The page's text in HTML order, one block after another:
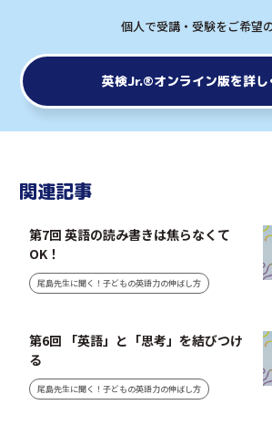
個人で受講・受験をご希望
英検Jr.®︎オンライン版を詳し
関連記事
第7回 英語の読み書きは焦らなくて
OK！
尾島先生に聞く！子どもの英語力の伸ばし方
第6回 「英語」と「思考」を結びつけ
る
尾島先生に聞く！子どもの英語力の伸ばし方